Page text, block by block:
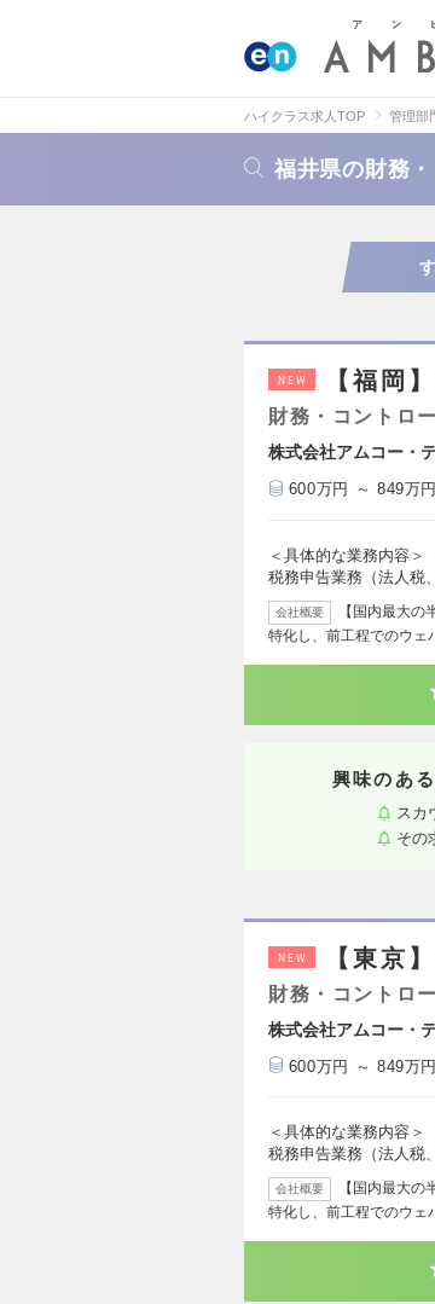
ハイクラス求人TOP 管理部
福井県の財務
NEW 【福岡
財務・コントロ
株式会社アムコー・
600万円 ～ 849万円
＜具体的な業務内容＞
税務申告業務（法人税
会社概要
【国内最大
特化し、前工程でのウェ
興味のあ
スカ
その
NEW 【東京
財務・コントロ
株式会社アムコー・
600万円 ～ 849万円
＜具体的な業務内容＞
税務申告業務（法人税
会社概要
【国内最大
特化し、前工程でのウ